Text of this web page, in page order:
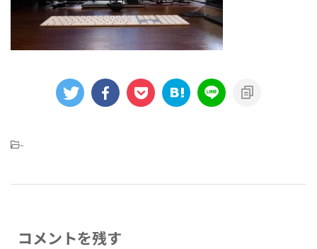
-
コメントを残す